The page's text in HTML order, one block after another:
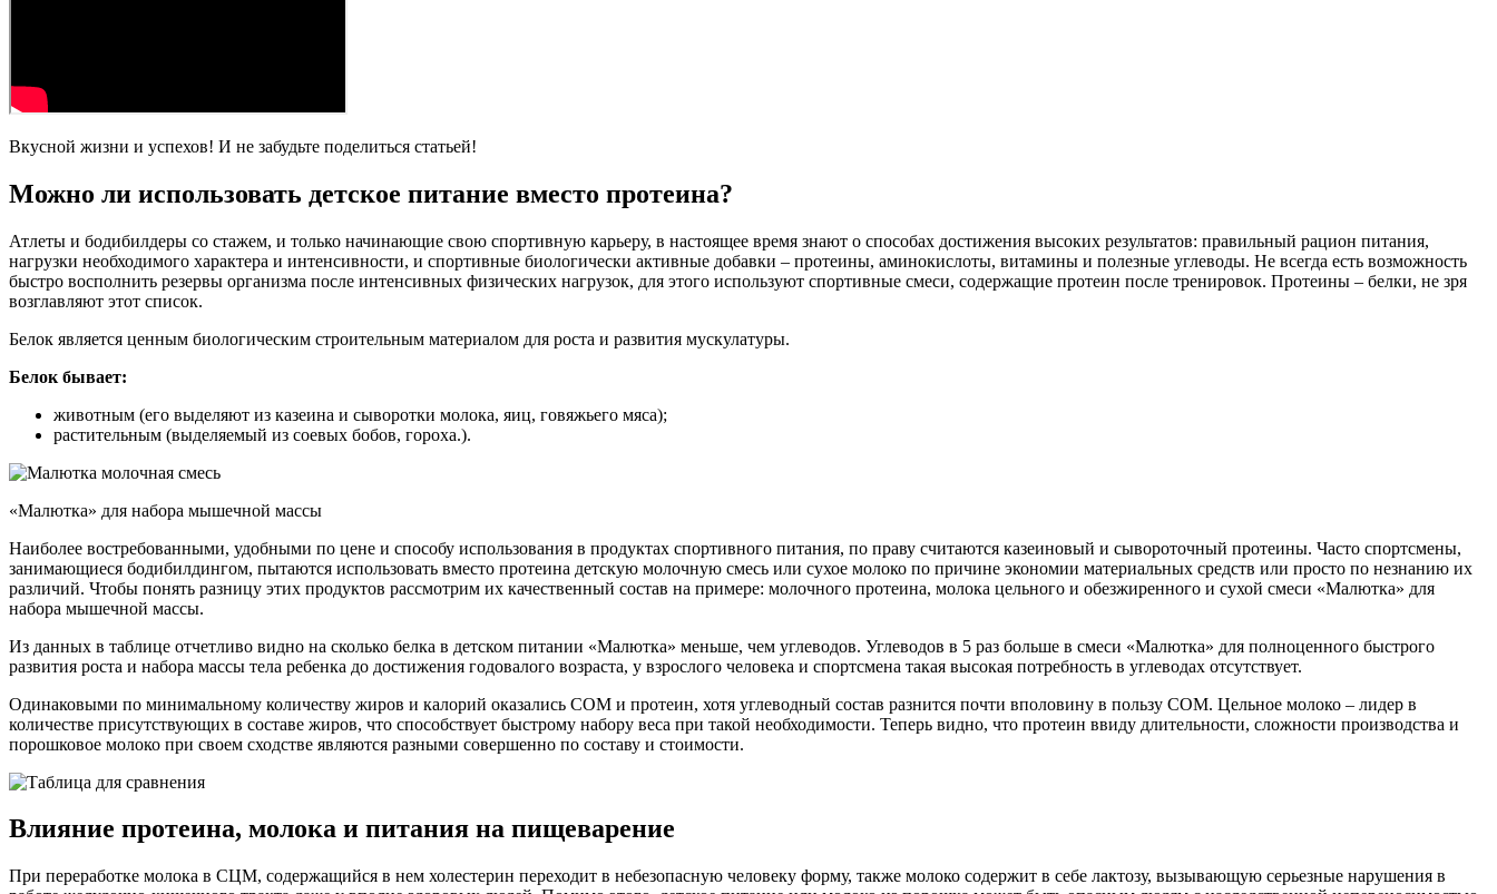
Вкусной жизни и успехов! И не забудьте поделиться статьей!
Можно ли использовать детское питание вместо протеина?
Атлеты и бодибилдеры со стажем, и только начинающие свою спортивную карьеру, в настоящее время знают о способах достижения высоких результатов: правильный рацион питания,
нагрузки необходимого характера и интенсивности, и спортивные биологически активные добавки – протеины, аминокислоты, витамины и полезные углеводы. Не всегда есть возможность
быстро восполнить резервы организма после интенсивных физических нагрузок, для этого используют спортивные смеси, содержащие протеин после тренировок. Протеины – белки, не зря
возглавляют этот список.
Белок является ценным биологическим строительным материалом для роста и развития мускулатуры.
Белок бывает:
животным (его выделяют из казеина и сыворотки молока, яиц, говяжьего мяса);
растительным (выделяемый из соевых бобов, гороха.).
«Малютка» для набора мышечной массы
Наиболее востребованными, удобными по цене и способу использования в продуктах спортивного питания, по праву считаются казеиновый и сывороточный протеины. Часто спортсмены,
занимающиеся бодибилдингом, пытаются использовать вместо протеина детскую молочную смесь или сухое молоко по причине экономии материальных средств или просто по незнанию их
различий. Чтобы понять разницу этих продуктов рассмотрим их качественный состав на примере: молочного протеина, молока цельного и обезжиренного и сухой смеси «Малютка» для
набора мышечной массы.
Из данных в таблице отчетливо видно на сколько белка в детском питании «Малютка» меньше, чем углеводов. Углеводов в 5 раз больше в смеси «Малютка» для полноценного быстрого
развития роста и набора массы тела ребенка до достижения годовалого возраста, у взрослого человека и спортсмена такая высокая потребность в углеводах отсутствует.
Одинаковыми по минимальному количеству жиров и калорий оказались СОМ и протеин, хотя углеводный состав разнится почти вполовину в пользу СОМ. Цельное молоко – лидер в
количестве присутствующих в составе жиров, что способствует быстрому набору веса при такой необходимости. Теперь видно, что протеин ввиду длительности, сложности производства и
порошковое молоко при своем сходстве являются разными совершенно по составу и стоимости.
Влияние протеина, молока и питания на пищеварение
При переработке молока в СЦМ, содержащийся в нем холестерин переходит в небезопасную человеку форму, также молоко содержит в себе лактозу, вызывающую серьезные нарушения в